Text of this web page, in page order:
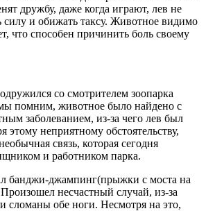
дружбу, даже когда играют, лев не
силу и обижать таксу. Животное видимо
что способен причинить боль своему
со смотрителем зоопарка
помним, животное было найдено с
заболеванием, из-за чего лев был
этому неприятному обстоятельству,
связь, которая сегодня
и работником парка.
банджи-джампинг(прыжки с моста на
несчастный случай, из-за
сломаны обе ноги. Несмотря на это,